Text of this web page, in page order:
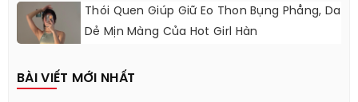
Thói Quen Giúp Giữ Eo Thon Bụng Phẳng, Da
Dẻ Mịn Màng Của Hot Girl Hàn
BÀI VIẾT MỚI NHẤT